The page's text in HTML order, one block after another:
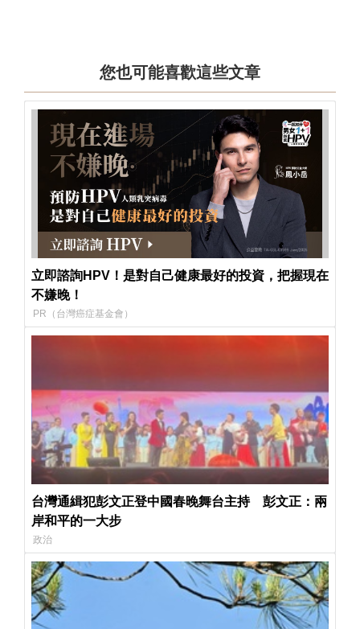
您也可能喜歡這些文章
立即諮詢HPV！是對自己健康最好的投資，把握現在
不嫌晚！
PR（台灣癌症基金會）
台灣通緝犯彭文正登中國春晚舞台主持 彭文正：兩
岸和平的一大步
政治